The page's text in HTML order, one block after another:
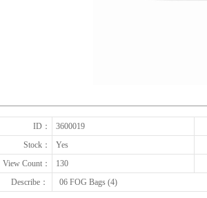
ID： 3600019
Stock：
Yes
View Count：
130
Describe：
06 FOG Bags (4)